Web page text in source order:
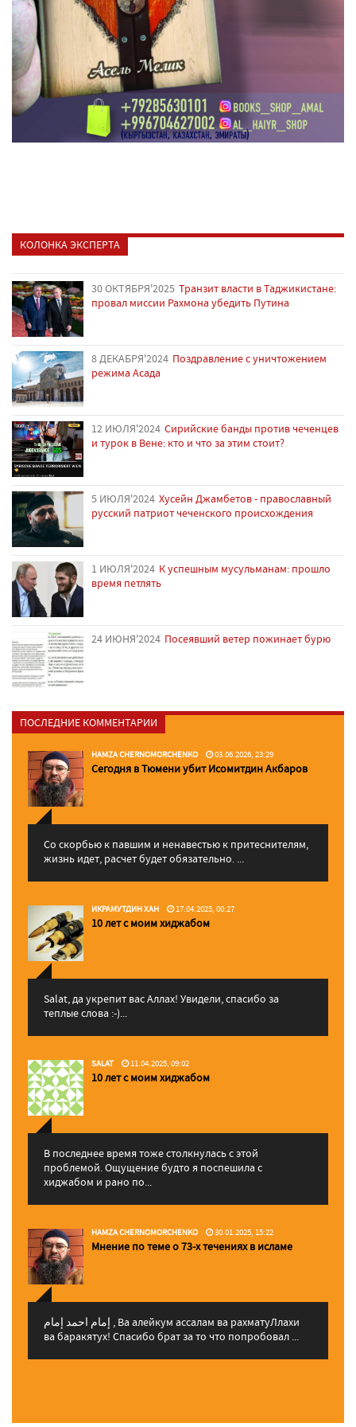
КОЛОНКА ЭКСПЕРТА
30 ОКТЯБРЯ'2025 Транзит власти в Таджикистане:
провал миссии Рахмона убедить Путина
8 ДЕКАБРЯ'2024 Поздравление с уничтожением
режима Асада
12 ИЮЛЯ'2024 Сирийские банды против чеченцев
и турок в Вене: кто и что за этим стоит?
5 ИЮЛЯ'2024 Хусейн Джамбетов - православный
русский патриот чеченского происхождения
1 ИЮЛЯ'2024 К успешным мусульманам: прошло
время петлять
24 ИЮНЯ'2024 Посеявший ветер пожинает бурю
ПОСЛЕДНИЕ КОММЕНТАРИИ
HAMZA CHERNOMORCHENKO 03.06.2026, 23:29
Сегодня в Тюмени убит Исомитдин Акбаров
Со скорбью к павшим и ненавестью к притеснителям,
жизнь идет, расчет будет обязательно. ...
ИКРАМУТДИН ХАН 17.04.2025, 00:27
10 лет с моим хиджабом
Salat, да укрепит вас Аллаx! Увидели, спасибо за
теплые слова :-)...
SALAT 11.04.2025, 09:02
10 лет с моим хиджабом
В последнее время тоже столкнулась с этой
проблемой. Ощущение будто я поспешила с
хиджабом и рано по...
HAMZA CHERNOMORCHENKO 30.01.2025, 15:22
Мнение по теме о 73-х течениях в исламе
إمام احمد إمام , Ва алейкум ассалам ва рахматуЛлахи
ва баракятух! Спасибо брат за то что попробовал ...